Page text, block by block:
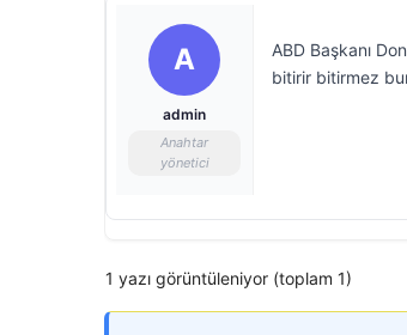
A
admin
Anahtar
yönetici
ABD Başkanı
bitirir bitirmez
1 yazı görüntüleniyor (toplam 1)